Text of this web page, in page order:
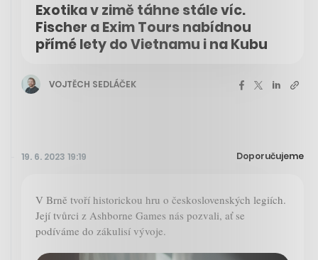
Exotika v zimě táhne stále víc.
Fischer a Exim Tours nabídnou
přímé lety do Vietnamu i na Kubu
VOJTĚCH SEDLÁČEK
19. 6. 2023 19:19 Doporučujeme
V Brně tvoří historickou hru o československých legiích.
Její tvůrci z Ashborne Games nás pozvali, ať se
podíváme do zákulisí vývoje.